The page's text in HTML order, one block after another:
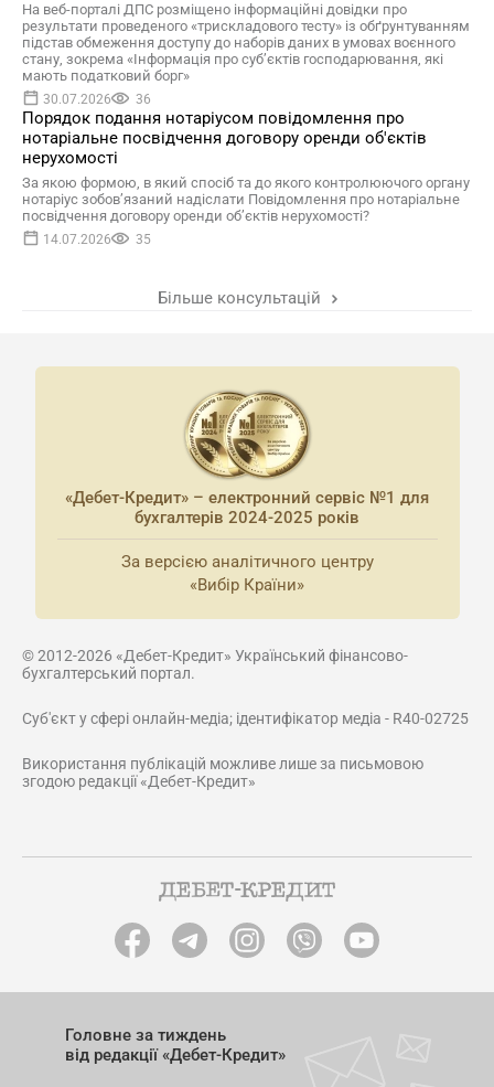
На веб-порталі ДПС розміщено інформаційні довідки про
результати проведеного «трискладового тесту» із обґрунтуванням
підстав обмеження доступу до наборів даних в умовах воєнного
стану, зокрема «Інформація про суб’єктів господарювання, які
мають податковий борг»
30.07.2026 36
Порядок подання нотаріусом повідомлення про
нотаріальне посвідчення договору оренди об'єктів
нерухомості
За якою формою, в який спосіб та до якого контролюючого органу
нотаріус зобов’язаний надіслати Повідомлення про нотаріальне
посвідчення договору оренди об’єктів нерухомості?
14.07.2026 35
Більше консультацій
«Дебет-Кредит» – електронний сервіс №1 для
бухгалтерів 2024-2025 років
За версією аналітичного центру
«Вибір Країни»
© 2012-2026 «Дебет-Кредит» Український фінансово-
бухгалтерський портал.
Суб'єкт у сфері онлайн-медіа; ідентифікатор медіа - R40-02725
Використання публікацій можливе лише за письмовою
згодою редакції «Дебет-Кредит»
Головне за тиждень
від редакції «Дебет-Кредит»